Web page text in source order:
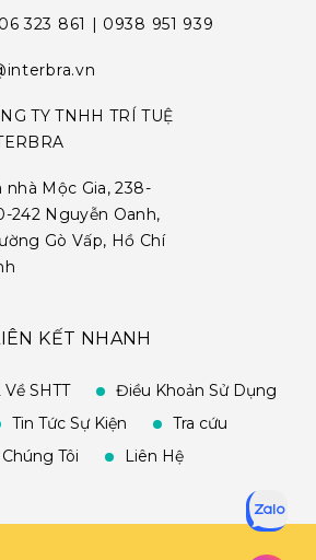
323 861 | 0938 951 939
TY TNHH TRÍ TUỆ
nhà Mộc Gia, 238-
242 Nguyễn Oanh,
Gò Vấp, Hồ Chí
KẾT NHANH
SHTT
Điều Khoản Sử Dụng
Tin Tức Sự Kiện
Tra cứu
Tôi
Liên Hệ